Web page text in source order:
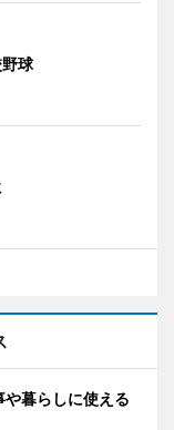
球
暮らしに使える